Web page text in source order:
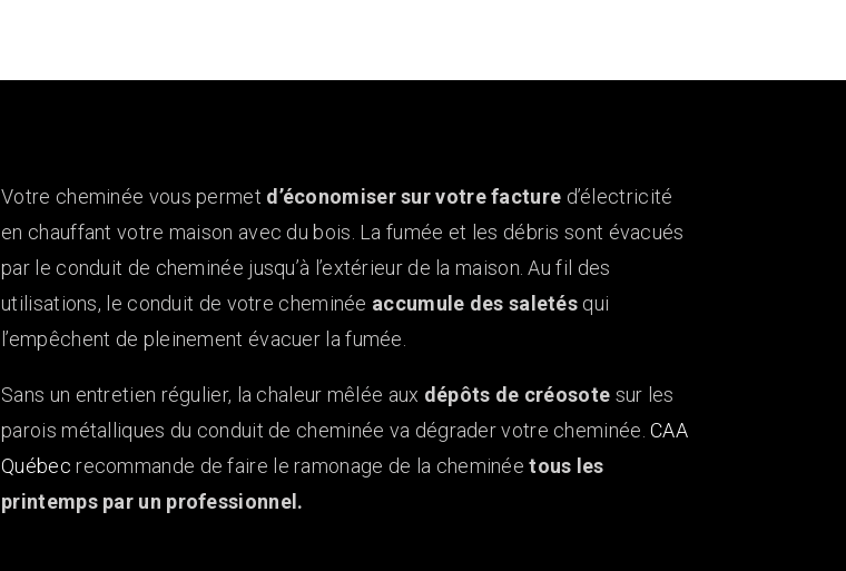
Votre cheminée vous permet d’économiser sur votre facture d’électricité
en chauffant votre maison avec du bois. La fumée et les débris sont évacués
par le conduit de cheminée jusqu’à l’extérieur de la maison. Au fil des
utilisations, le conduit de votre cheminée accumule des saletés qui
l’empêchent de pleinement évacuer la fumée.
Sans un entretien régulier, la chaleur mêlée aux dépôts de créosote sur les
parois métalliques du conduit de cheminée va dégrader votre cheminée.CAA
Québec recommande de faire le ramonage de la cheminéetous les
printemps par un professionnel.